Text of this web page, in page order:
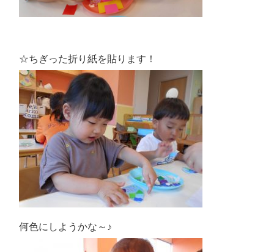
☆ちぎった折り紙を貼ります！
何色にしようかな～♪